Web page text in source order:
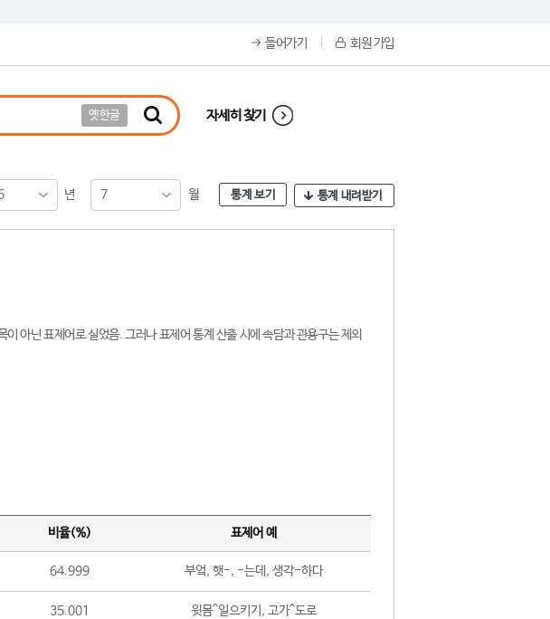
들어가기 회원 가입
옛한글 자세히 찾기
년 7 월 통계 보기 통계 내려받기
아닌 표제어로 실었음. 그러나 표제어 통계 산출 시에 속담과 관용구는 제외
비율(%) 표제어 예
64.999 부엌, 햇-, -는데, 생각-하다
35.001 윗몸^일으키기, 고가^도로